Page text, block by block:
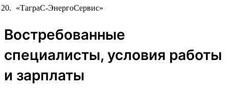
«ТаграС-ЭнергоСервис»
Востребованные
специалисты, условия работы
и зарплаты